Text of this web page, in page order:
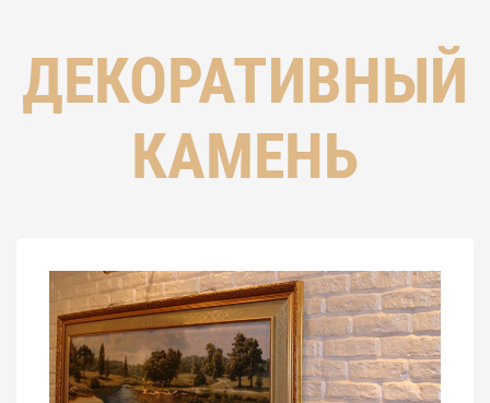
ДЕКОРАТИВНЫЙ
КАМЕНЬ